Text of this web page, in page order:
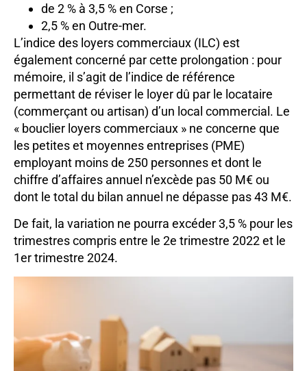
de 2 % à 3,5 % en Corse ;
2,5 % en Outre-mer.
L’indice des loyers commerciaux (ILC) est
également concerné par cette prolongation : pour
mémoire, il s’agit de l’indice de référence
permettant de réviser le loyer dû par le locataire
(commerçant ou artisan) d’un local commercial. Le
« bouclier loyers commerciaux » ne concerne que
les petites et moyennes entreprises (PME)
employant moins de 250 personnes et dont le
chiffre d’affaires annuel n’excède pas 50 M€ ou
dont le total du bilan annuel ne dépasse pas 43 M€.
De fait, la variation ne pourra excéder 3,5 % pour les
trimestres compris entre le 2e trimestre 2022 et le
1er trimestre 2024.